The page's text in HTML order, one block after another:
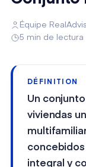
Équipe
5 min de lectura
DÉFINITION
Un
viviendas
integral y